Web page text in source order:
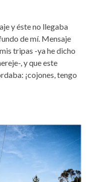
y éste no llegaba
de mí. Mensaje
tripas -ya he dicho
, y que este
¡cojones, tengo